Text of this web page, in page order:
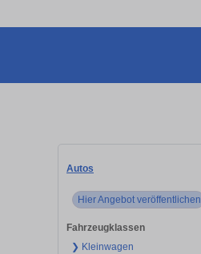
Autos
Hier Angebot veröffentlichen
Fahrzeugklassen
❯ Kleinwagen